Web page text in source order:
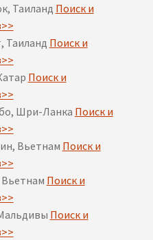
Таиланд Поиск и
Таиланд Поиск и
Поиск и
Шри-Ланка Поиск и
Вьетнам Поиск и
Вьетнам Поиск и
Поиск и